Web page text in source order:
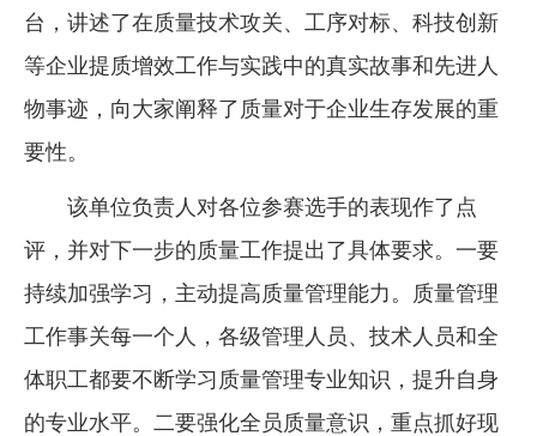
台，讲述了在质量技术攻关、工序对标、科技创新
等企业提质增效工作与实践中的真实故事和先进人
物事迹，向大家阐释了质量对于企业生存发展的重
要性。
该单位负责人对各位参赛选手的表现作了点
评，并对下一步的质量工作提出了具体要求。一要
持续加强学习，主动提高质量管理能力。质量管理
工作事关每一个人，各级管理人员、技术人员和全
体职工都要不断学习质量管理专业知识，提升自身
的专业水平。二要强化全员质量意识，重点抓好现